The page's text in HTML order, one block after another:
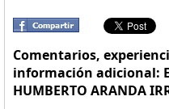
Comentarios,
información adicional:
HUMBERTO ARANDA